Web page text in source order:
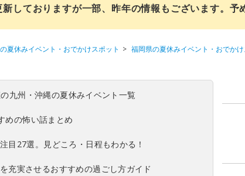
しておりますが一部、昨年の情報もございます。予
夏休みイベント・おでかけスポット 福岡県の夏休みイベント・おでかけ
九州・沖縄の夏休みイベント一覧
めの怖い話まとめ
目27選。見どころ・日程もわかる！
充実させるおすすめの過ごし方ガイド